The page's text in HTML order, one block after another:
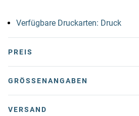
Verfügbare Druckarten: Druck
PREIS
GRÖSSENANGABEN
VERSAND